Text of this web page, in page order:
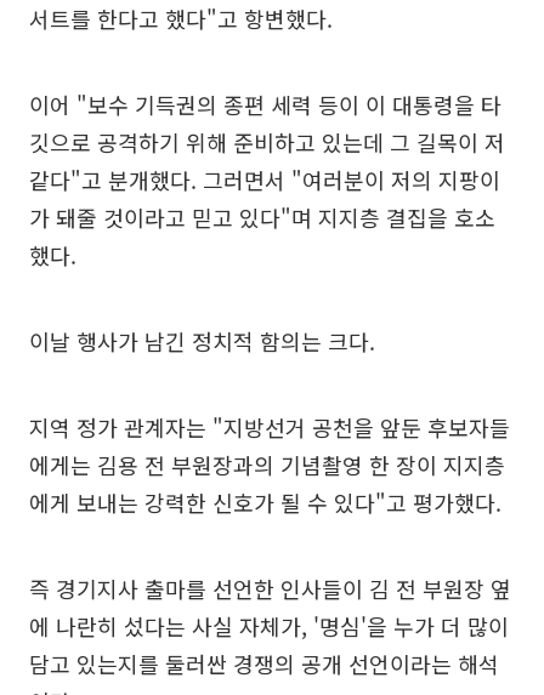
서트를 한다고 했다"고 항변했다.
이어 "보수 기득권의 종편 세력 등이 이 대통령을 타
깃으로 공격하기 위해 준비하고 있는데 그 길목이 저
같다"고 분개했다. 그러면서 "여러분이 저의 지팡이
가 돼줄 것이라고 믿고 있다"며 지지층 결집을 호소
했다.
이날 행사가 남긴 정치적 함의는 크다.
지역 정가 관계자는 "지방선거 공천을 앞둔 후보자들
에게는 김용 전 부원장과의 기념촬영 한 장이 지지층
에게 보내는 강력한 신호가 될 수 있다"고 평가했다.
즉 경기지사 출마를 선언한 인사들이 김 전 부원장 옆
에 나란히 섰다는 사실 자체가, '명심'을 누가 더 많이
담고 있는지를 둘러싼 경쟁의 공개 선언이라는 해석